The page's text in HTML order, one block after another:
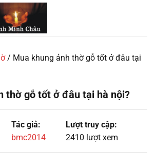
/ Mua khung ảnh thờ gỗ tốt ở đâu tại
thờ gỗ tốt ở đâu tại hà nội?
Tác giả:
bmc2014
Lượt truy cập:
2410 lượt xem